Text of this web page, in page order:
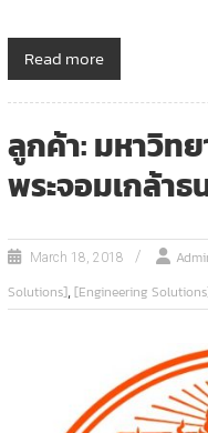
Read more
ลูกค้า: มหาวิท
พระจอมเกล้าธ
March 18, 2018
Solutions],[Engineering